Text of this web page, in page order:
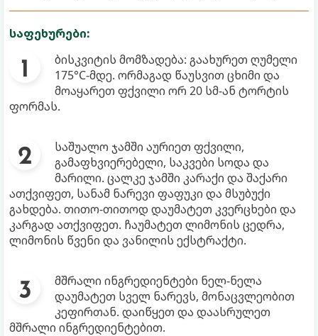
საფეხურები:
ბისკვიტის მომზადება: გაახურეთ ღუმელი
175°C-მდე. ორმაგად წაუსვით ცხიმი და
მოაყარეთ ფქვილი ორ 20 სმ-ან ტორტის
ფორმას.
საშუალო ჯამში აურიეთ ფქვილი,
გამაფხვიერებელი, საკვები სოდა და
მარილი. ცალკე ჯამში კარაქი და შაქარი
ათქვიფეთ, სანამ ნარევი ფაფუკი და მსუბუქი
გახდება. თითო-თითოდ დაუმატეთ კვერცხები და
კარგად ათქვიფეთ. ჩაუმატეთ ლიმონის ცედრა,
ლიმონის წვენი და ვანილის ექსტრაქტი.
მშრალი ინგრედიენტები ნელ-ნელა
დაუმატეთ სველ ნარევს, მონაცვლეობით
კეფირთან. დაიწყეთ და დაასრულეთ
მშრალი ინგრედიენტებით.